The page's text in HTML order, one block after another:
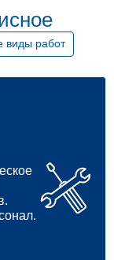
виды работ